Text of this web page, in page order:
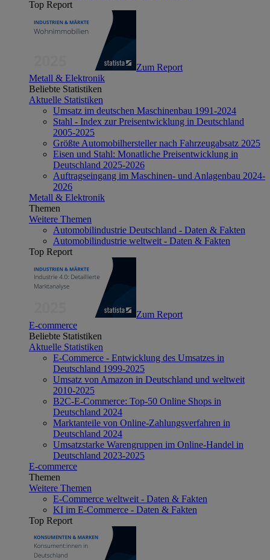
Top Report
Zum Report
Metall & Elektronik
Beliebte Statistiken
Aktuelle Statistiken
Umsatz im deutschen Maschinenbau 1991-2024
Stahl - Index zur Preisentwicklung in Deutschland
2005-2025
Größte Automobilhersteller nach Fahrzeugabsatz 2025
Eisen und Stahl: Monatliche Preisentwicklung in
Deutschland 2025-2026
Auftragseingang im Maschinen- und Anlagenbau 2024-
2026
Metall & Elektronik
Themen
Weitere Themen
Automobilindustrie Deutschland - Daten & Fakten
Automobilindustrie weltweit - Daten & Fakten
Top Report
Zum Report
E-commerce
Beliebte Statistiken
Aktuelle Statistiken
E-Commerce - Entwicklung des Umsatzes in
Deutschland 1999-2025
Umsatz von Amazon in Deutschland und weltweit
2010-2025
B2C-E-Commerce: Top-50 Online Shops in
Deutschland 2024
Marktanteile von Online-Zahlungsverfahren in
Deutschland 2024
Umsatzstarke Warengruppen im Online-Handel in
Deutschland 2023-2025
E-commerce
Themen
Weitere Themen
E-Commerce weltweit - Daten & Fakten
KI im E-Commerce - Daten & Fakten
Top Report